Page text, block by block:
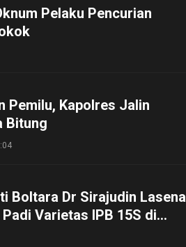
Pelaku Pencurian
Pemilu, Kapolres Jalin
Bitung
Boltara Dr Sirajudin Lasena
Varietas IPB 15S di